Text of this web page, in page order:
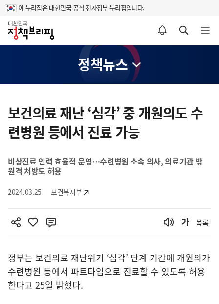
이 누리집은 대한민국 공식 전자정부 누리집입니다.
홈
알림설정 바로가기 검색 바로가기 메뉴 열기
정책뉴스
텐
츠
영
보건의료 재난 ‘심각’ 중 개원의도 수
련병원 등에서 진료 가능
비상진료 인력 효율적 운영…수련병원 소속 의사, 의료기관 밖
원격 처방도 허용
2024.03.25 보건복지부
목록
정부는 보건의료 재난위기 ‘심각’ 단계 기간에 개원의가
수련병원 등에서 파트타임으로 진료할 수 있도록 허용
한다고 25일 밝혔다.